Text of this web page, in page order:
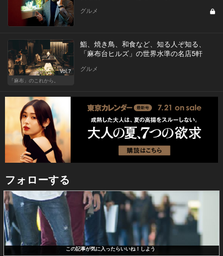
グルメ
Vol.7
「麻布」のこれから。
鮨、焼き鳥、和食など、知る人ぞ知る、
「麻布台ヒルズ」の世界水準の名店5軒
グルメ
フォローする
この記事が気に入ったらいいね！しよう